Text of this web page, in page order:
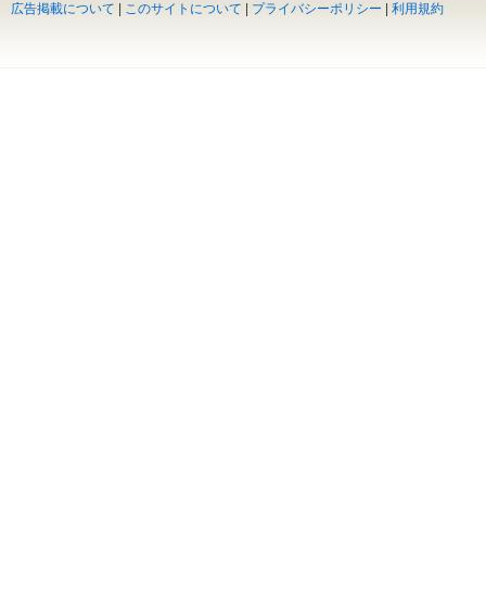
広告掲載について このサイトについて プライバシーポリシー 利用規約